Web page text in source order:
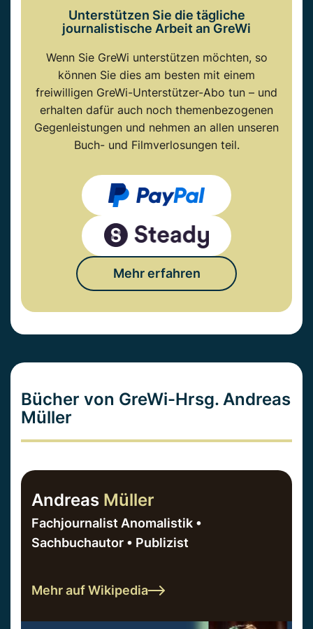
Unterstützen Sie die tägliche
journalistische Arbeit an GreWi
Wenn Sie GreWi unterstützen möchten, so
können Sie dies am besten mit einem
freiwilligen GreWi-Unterstützer-Abo tun – und
erhalten dafür auch noch themenbezogenen
Gegenleistungen und nehmen an allen unseren
Buch- und Filmverlosungen teil.
Mehr erfahren
Bücher von GreWi-Hrsg. Andreas
Müller
Andreas Müller
Fachjournalist Anomalistik •
Sachbuchautor • Publizist
Mehr auf Wikipedia